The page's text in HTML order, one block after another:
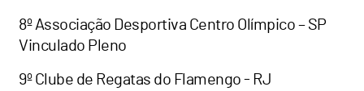
8º Associação Desportiva Centro Olímpico – SP
Vinculado Pleno
9º Clube de Regatas do Flamengo - RJ